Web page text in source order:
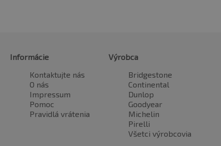
Informácie
Kontaktujte nás
O nás
Impressum
Pomoc
Pravidlá vrátenia
Výrobca
Bridgestone
Continental
Dunlop
Goodyear
Michelin
Pirelli
Všetci výrobcovia